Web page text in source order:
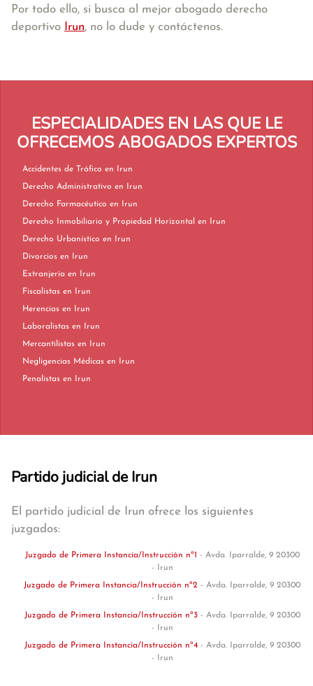
Por todo ello, si busca al mejor abogado derecho
deportivo
Irun, no lo dude y contáctenos.
ESPECIALIDADES EN LAS QUE LE
OFRECEMOS ABOGADOS EXPERTOS
Accidentes de Tráfico en Irun
Derecho Administrativo en Irun
Derecho Farmacéutico en Irun
Derecho Inmobiliario y Propiedad Horizontal en Irun
Derecho Urbanístico en Irun
Divorcios en Irun
Extranjería en Irun
Fiscalistas en Irun
Herencias en Irun
Laboralistas en Irun
Mercantilistas en Irun
Negligencias Médicas en Irun
Penalistas en Irun
Partido judicial de Irun
El partido judicial de Irun ofrece los siguientes
juzgados:
Juzgado de Primera Instancia/Instrucción nº1 - Avda. Iparralde, 9 20300
- Irun
Juzgado de Primera Instancia/Instrucción nº2 - Avda. Iparralde, 9 20300
- Irun
Juzgado de Primera Instancia/Instrucción nº3 - Avda. Iparralde, 9 20300
- Irun
Juzgado de Primera Instancia/Instrucción nº4 - Avda. Iparralde, 9 20300
- Irun